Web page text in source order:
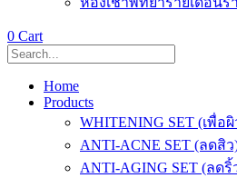
0 Cart
Home
Products
WHITENING SET (เพื่อ
ANTI-ACNE SET (ลดสิว
ANTI-AGING SET (ลดริ้